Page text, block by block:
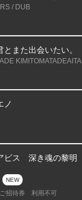
/ DUB
また出会いたい。
KIMITOMATADEAITAI
ノ
ビス 深き魂の黎明
NEW
招待券 利用不可